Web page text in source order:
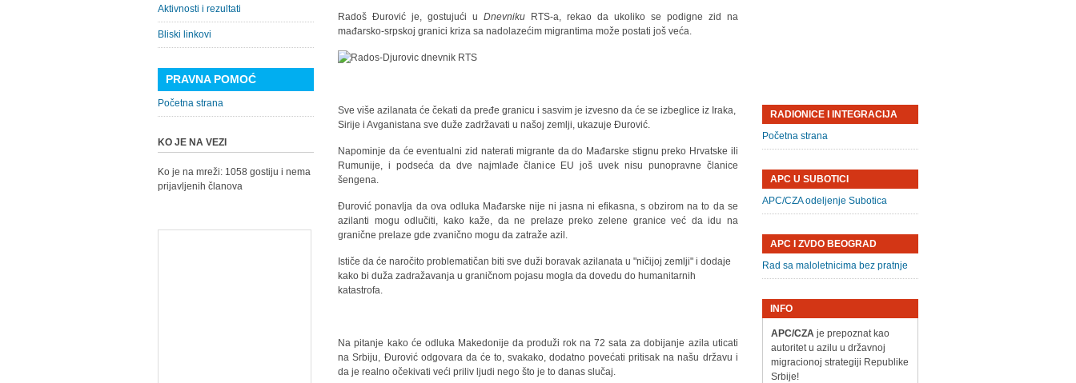
Radoš Đurović je, gostujući uDnevniku RTS-a, rekao da ukoliko se podigne zid na
mađarsko-srpskoj granici kriza sa nadolazećim migrantima može postati još veća.
Sve više azilanata će čekati da pređe granicu i sasvim je izvesno da će se izbeglice iz Iraka,
Sirije i Avganistana sve duže zadržavati u našoj zemlji, ukazuje Đurović.
Napominje da će eventualni zid naterati migrante da do Mađarske stignu preko Hrvatske ili
Rumunije, i podseća da dve najmlađe članice EU još uvek nisu punopravne članice
šengena.
Đurović ponavlja da ova odluka Mađarske nije ni jasna ni efikasna, s obzirom na to da se
azilanti mogu odlučiti, kako kaže, da ne prelaze preko zelene granice već da idu na
granične prelaze gde zvanično mogu da zatraže azil.
Ističe da će naročito problematičan biti sve duži boravak azilanata u "ničijoj zemlji" i dodaje
kako bi duža zadražavanja u graničnom pojasu mogla da dovedu do humanitarnih
katastrofa.
Na pitanje kako će odluka Makedonije da produži rok na 72 sata za dobijanje azila uticati
na Srbiju, Đurović odgovara da će to, svakako, dodatno povećati pritisak na našu državu i
da je realno očekivati veći priliv ljudi nego što je to danas slučaj.
Aktivnosti i rezultati
Bliski linkovi
PRAVNA POMOĆ
Početna strana
KO JE NA VEZI
Ko je na mreži: 1058 gostiju i nema
prijavljenih članova
RADIONICE I INTEGRACIJA
Početna strana
APC U SUBOTICI
APC/CZA odeljenje Subotica
APC I ZVDO BEOGRAD
Rad sa maloletnicima bez pratnje
INFO
APC/CZAje prepoznat kao
autoritet u azilu u državnoj
migracionoj strategiji Republike
Srbije!